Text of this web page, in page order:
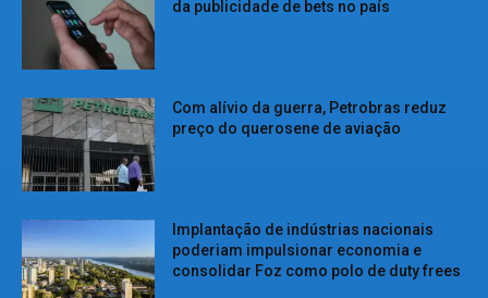
da publicidade de bets no país
Com alívio da guerra, Petrobras reduz
preço do querosene de aviação
Implantação de indústrias nacionais
poderiam impulsionar economia e
consolidar Foz como polo de duty frees